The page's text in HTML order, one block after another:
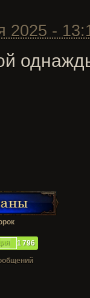
2025 -
1 796